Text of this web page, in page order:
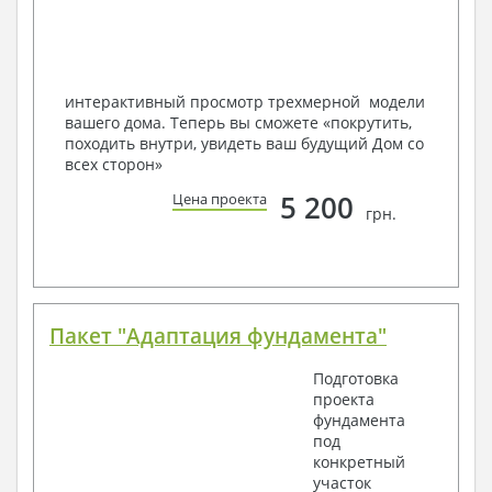
условий, за дополнительную плату.
Получить профессиональную консультацию у
наших специалистов, Вы можете любым
способом связи: закажите обратный звонок,
по viber, e-mail, телефон -
интерактивный просмотр трехмерной модели
вашего дома. Теперь вы сможете «покрутить,
походить внутри, увидеть ваш будущий Дом со
всех сторон»
Цена проекта 5 200 грн.
Пакет "Адаптация фундамента"
Подготовка
проекта
фундамента
под
конкретный
участок